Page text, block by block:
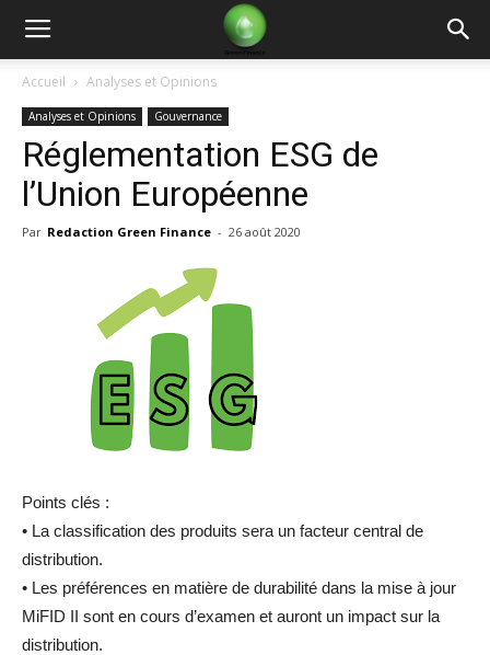
Green
Finance
Accueil Analyses et Opinions
Analyses et Opinions Gouvernance
Réglementation ESG de
l’Union Européenne
Par Redaction Green Finance - 26 août 2020
Points clés :
• La classification des produits sera un facteur central de
distribution.
• Les préférences en matière de durabilité dans la mise à jour
MiFID II sont en cours d’examen et auront un impact sur la
distribution.